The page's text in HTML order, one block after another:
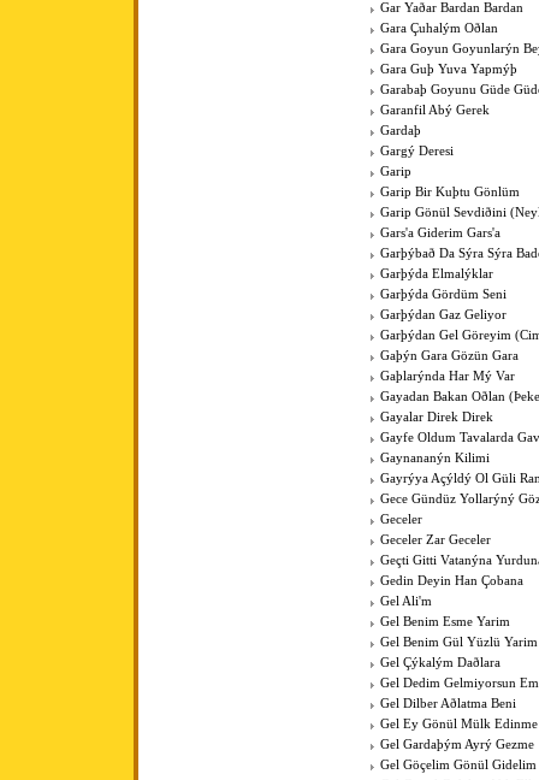
Gar Yaðar Bardan Bardan
Gara Çuhalým Oðlan
Gara Goyun Goyunlarýn
Gara Guþ Yuva Yapmýþ
Garabaþ Goyunu Güde
Garanfil Abý Gerek
Gardaþ
Gargý Deresi
Garip
Garip Bir Kuþtu Gönlüm
Garip Gönül Sevdiðini
Gars'a Giderim Gars'a
Garþýbað Da Sýra Sýra
Garþýda Elmalýklar
Garþýda Gördüm Seni
Garþýdan Gaz Geliyor
Garþýdan Gel Göreyim
Gaþýn Gara Gözün Gara
Gaþlarýnda Har Mý Var
Gayadan Bakan Oðlan
Gayalar Direk Direk
Gayfe Oldum Tavalarda
Gaynananýn Kilimi
Gayrýya Açýldý Ol Güli
Gece Gündüz Yollarýný
Geceler
Geceler Zar Geceler
Geçti Gitti Vatanýna
Gedin Deyin Han Çobana
Gel Ali'm
Gel Benim Esme Yarim
Gel Benim Gül Yüzlü Yarim
Gel Çýkalým Daðlara
Gel Dedim Gelmiyorsun
Gel Dilber Aðlatma Beni
Gel Ey Gönül Mülk
Gel Gardaþým Ayrý Gezme
Gel Göçelim Gönül Gidelim